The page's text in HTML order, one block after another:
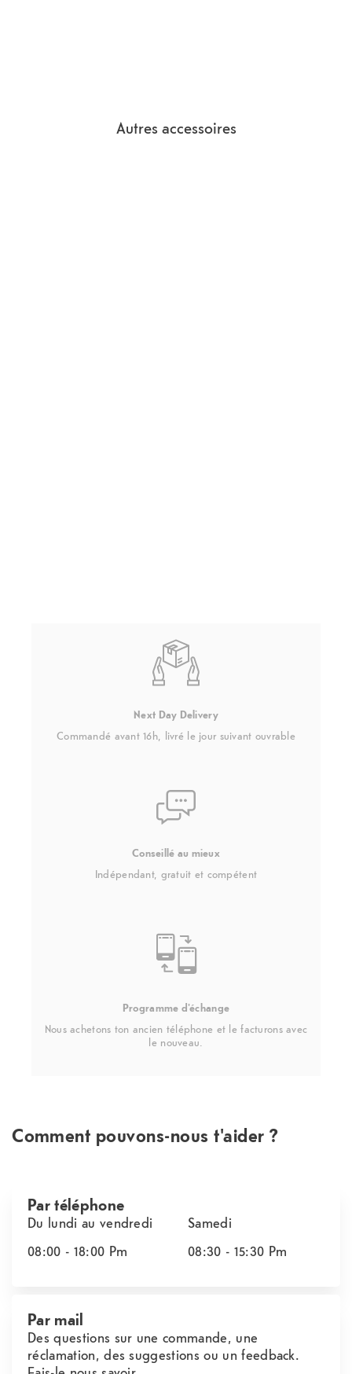
Autres accessoires
Next Day Delivery
Commandé avant 16h, livré le jour suivant ouvrable
Conseillé au mieux
Indépendant, gratuit et compétent
Programme d'échange
Nous achetons ton ancien téléphone et le facturons avec
le nouveau.
Comment pouvons-nous t'aider ?
Par téléphone
Du lundi au vendredi
08:00 - 18:00 Pm
Samedi
08:30 - 15:30 Pm
Par mail
Des questions sur une commande, une
réclamation, des suggestions ou un feedback.